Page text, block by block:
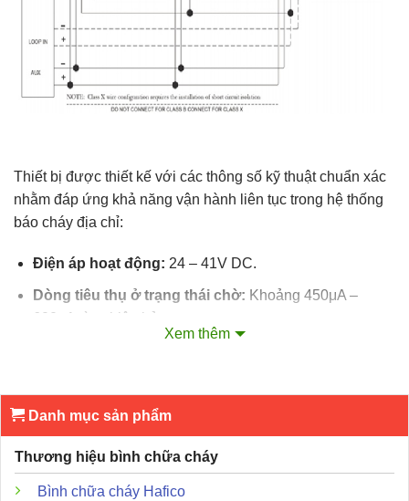
Thiết bị được thiết kế với các thông số kỹ thuật chuẩn xác
nhằm đáp ứng khả năng vận hành liên tục trong hệ thống
báo cháy địa chỉ:
Điện áp hoạt động: 24 – 41V DC.
Dòng tiêu thụ ở trạng thái chờ: Khoảng 450μA –
600μA tùy phiên bản.
Giao thức truyền thông:Sử dụng giao thức kỹ thuật
số DCP (Digital Communication Protocol) giúp chống
nhiễu và phản ứng nhanh.
Xem thêm
Danh mục sản phẩm
Thương hiệu bình chữa cháy
Bình chữa cháy Hafico